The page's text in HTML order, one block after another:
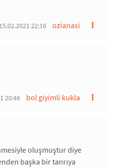
ozianasi
15.02.2021 22:16
bol giyimli kukla
20:46
oluşmuştur diye
başka bir tanrıya